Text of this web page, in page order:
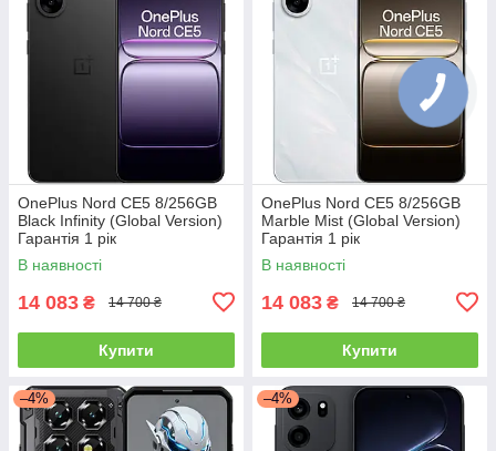
OnePlus Nord CE5 8/256GB
Black Infinity (Global Version)
Гарантія 1 рік
В наявності
14 083 ₴ 14 700 ₴
Купити
OnePlus Nord CE5 8/256GB
Marble Mist (Global Version)
Гарантія 1 рік
В наявності
14 083 ₴ 14 700 ₴
Купити
–4% –4%